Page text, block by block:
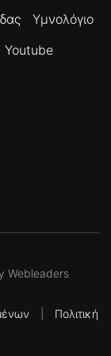
Υμνολόγιο
Youtube
Webleaders
Πολιτική